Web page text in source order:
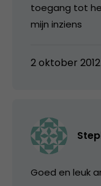
toegang tot
mijn inziens
2 oktober
Goed en leuk